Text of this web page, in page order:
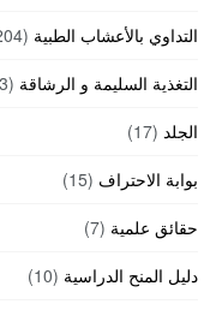
التداوي بالأعشاب الطبية (204)
التغذية السليمة و الرشاقة (63)
الجلد (17)
بوابة الاحتراف (15)
حقائق علمية (7)
دليل المنح الدراسية (10)